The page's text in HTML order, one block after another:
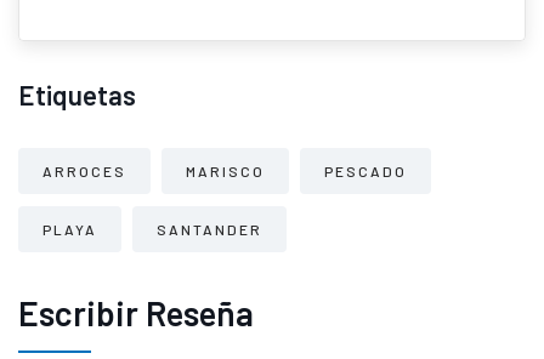
Etiquetas
ARROCES MARISCO PESCADO
PLAYA SANTANDER
Escribir Reseña